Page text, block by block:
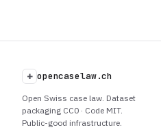
+ opencaselaw.ch
Open Swiss case law. Dataset
packaging CC0 · Code MIT.
Public-good infrastructure.